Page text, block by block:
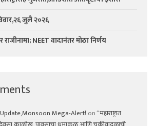
जुलै २०२६
राजीनामा; NEET वादानंतर मोठा निर्णय
Mega-Alert! on“महाराष्ट्रात